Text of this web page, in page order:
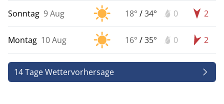
Sonntag 9 Aug 18° /34° 0 2
Montag 10 Aug 16° /35° 0 2
14 Tage Wettervorhersage